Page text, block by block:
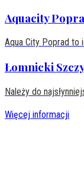
Aquacity
Aqua City Poprad to
Łomnicki
Należy do
Więcej informacji